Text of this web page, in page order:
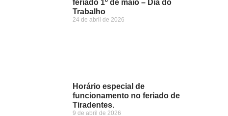
feriado 1º de maio – Dia do
Trabalho
24 de abril de 2026
Horário especial de
funcionamento no feriado de
Tiradentes.
9 de abril de 2026